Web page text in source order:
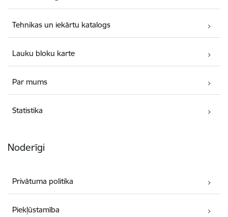
Tehnikas un iekārtu katalogs
Lauku bloku karte
Par mums
Statistika
Noderīgi
Privātuma politika
Piekļūstamība